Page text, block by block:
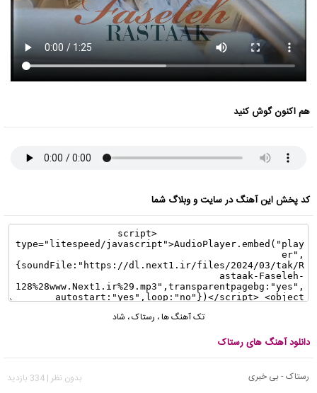
هم اکنون گوش کنید
کد پخش این آهنگ در سایت و وبلاگ شما
تک آهنگ ها، رستاک، شاد
دانلود آهنگ های رستاک
رستاک - بی خبری
بدون نظر | 334 بازدید